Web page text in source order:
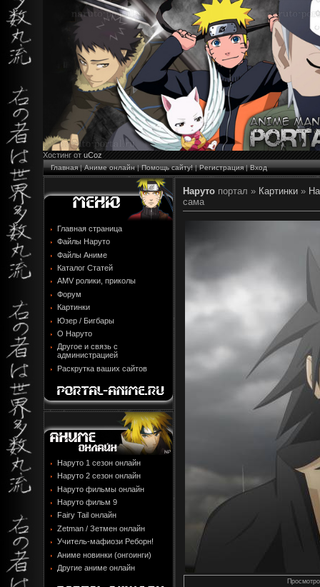
Хостинг от uCoz
Главная|Аниме онлайн|Помощь сайту!|Регистрация|Вход
Главная страница
Файлы Наруто
Файлы Аниме
Каталог Статей
AMV ролики, приколы
Форум
Картинки
Юзер / Бигбары
О Наруто
Другое и связь с
администрацией
Раскрутка ваших сайтов
Наруто 1 сезон онлайн
Наруто 2 сезон онлайн
Наруто фильмы онлайн
Наруто фильм 9
Fairy Tail онлайн
Zetman / Зетмен онлайн
Учитель-мафиози Реборн!
Аниме новинки (онгоинги)
Другие аниме онлайн
Наруто портал » Картинки »
сама